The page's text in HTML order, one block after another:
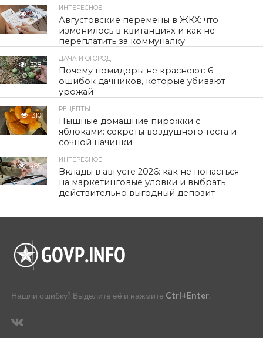
329
ИНТЕРЕСНОЕ
Августовские перемены в ЖКХ: что
изменилось в квитанциях и как не
переплатить за коммуналку
328
ДАЧА И ОГОРОД
Почему помидоры не краснеют: 6
ошибок дачников, которые убивают
урожай
310
РЕЦЕПТЫ
Пышные домашние пирожки с
яблоками: секреты воздушного теста и
сочной начинки
485
ИНТЕРЕСНОЕ
Вклады в августе 2026: как не попасться
на маркетинговые уловки и выбрать
действительно выгодный депозит
Нашли ошибку? Выделите её и нажмите Ctrl+Enter.